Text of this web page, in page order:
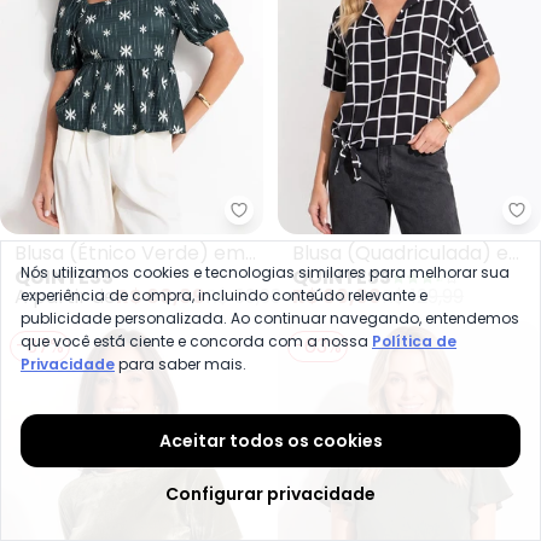
Quintess - Blusa (Étnico
Malha Texturizada
QUINTESS
A partir deR$ 69,99R$ 99,99
Viscose Plana
QUINTESS
R$ 69,99R$ 129,99
-37%
-63%
Nós utilizamos cookies e tecnologias similares para melhorar sua
experiência de compra, incluindo conteúdo relevante e
publicidade personalizada. Ao continuar navegando, entendemos
que você está ciente e concorda com a nossa Política de
Privacidadepara saber mais.
Aceitar todos os cookies
Configurar privacidade